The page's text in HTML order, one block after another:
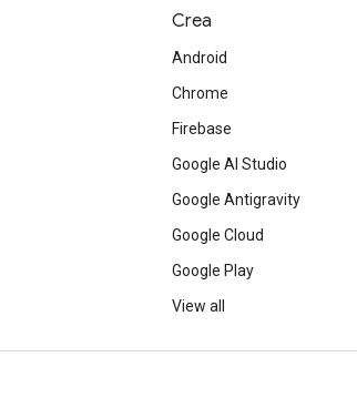
Crea
Android
Chrome
Firebase
Google AI Studio
Google Antigravity
Google Cloud
Google Play
View all